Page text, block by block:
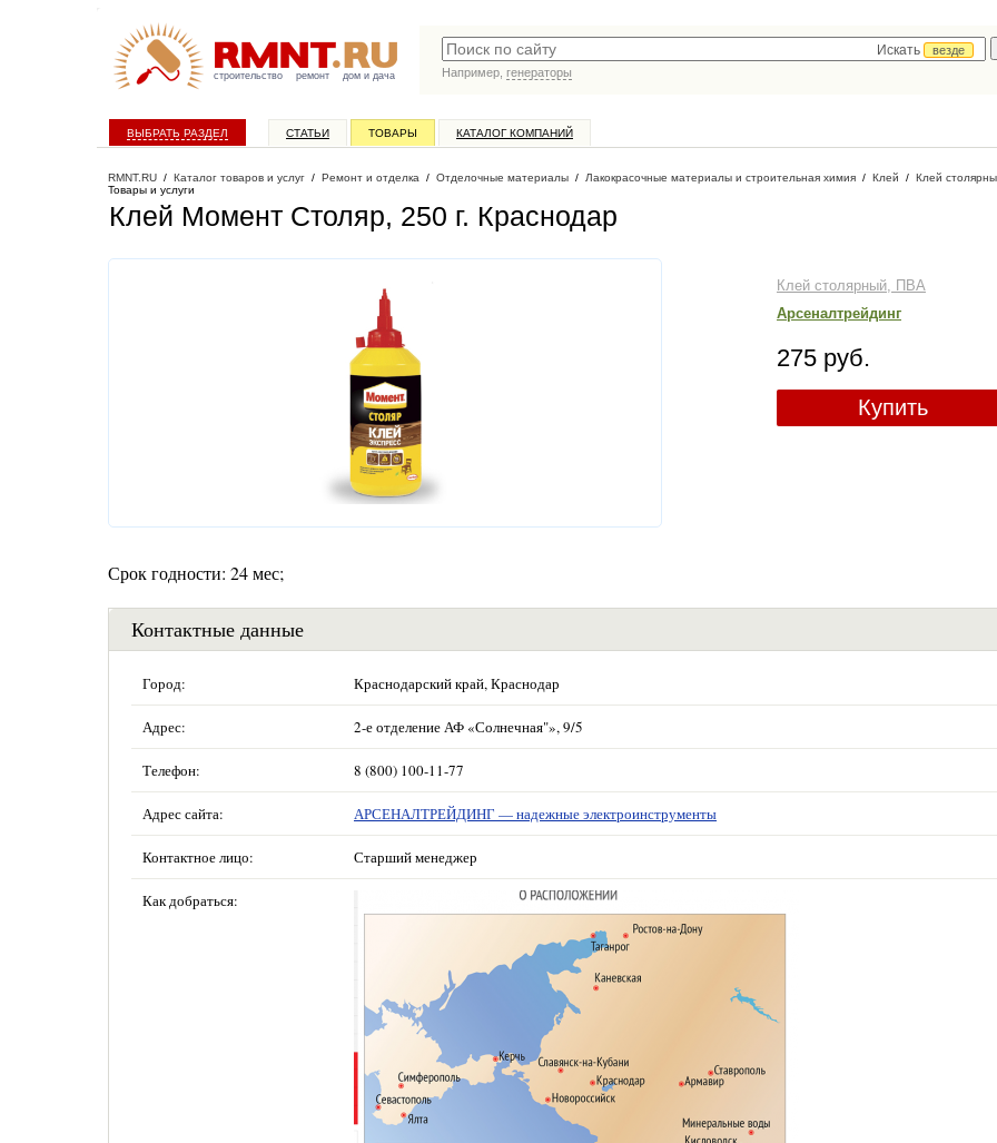
строительство ремонт дом и дача
Искать
везде
Например, генераторы
ВЫБРАТЬ РАЗДЕЛ СТАТЬИ ТОВАРЫ КАТАЛОГ КОМПАНИЙ
RMNT.RU / Каталог товаров и услуг / Ремонт и отделка / Отделочные материалы / Лакокрасочные материалы и строительная химия / Клей / Клей
Товары и услуги
Клей Момент Столяр, 250 г. Краснодар
Клей столярный, ПВА
Арсеналтрейдинг
275 руб.
Купить
Срок годности: 24 мес;
Контактные данные
Город: Краснодарский край, Краснодар
Адрес: 2-е отделение АФ «Солнечная"», 9/5
Телефон: 8 (800) 100-11-77
Адрес сайта: АРСЕНАЛТРЕЙДИНГ — надежные электроинструменты
Контактное лицо: Старший менеджер
Как добраться: